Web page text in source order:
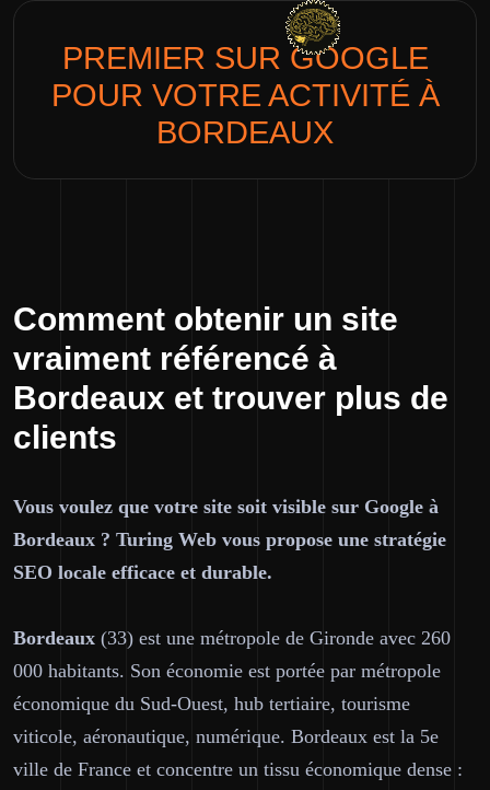
PREMIER SUR GOOGLE
POUR VOTRE ACTIVITÉ À
BORDEAUX
Comment obtenir un site
vraiment référencé à
Bordeaux et trouver plus de
clients
Vous voulez que votre site soit visible sur Google à
Bordeaux ? Turing Web vous propose une stratégie
SEO locale efficace et durable.
Bordeaux (33) est une métropole de Gironde avec 260
000 habitants. Son économie est portée par métropole
économique du Sud-Ouest, hub tertiaire, tourisme
viticole, aéronautique, numérique. Bordeaux est la 5e
ville de France et concentre un tissu économique dense :